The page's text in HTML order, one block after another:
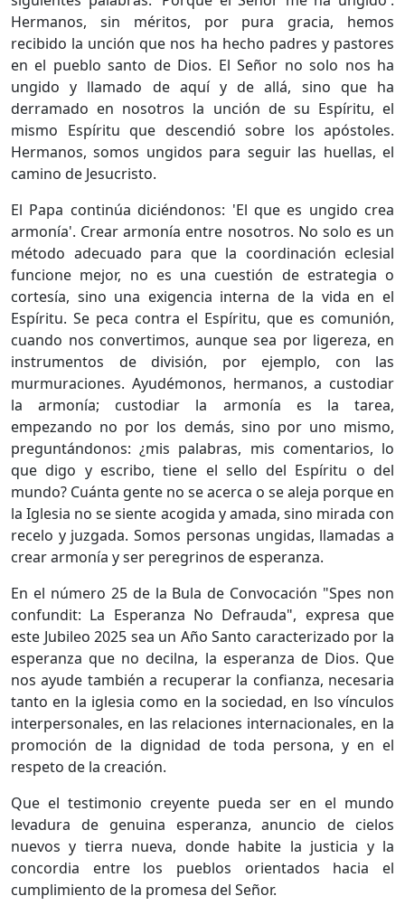
Hermanos, sin méritos, por pura gracia, hemos
recibido la unción que nos ha hecho padres y pastores
en el pueblo santo de Dios. El Señor no solo nos ha
ungido y llamado de aquí y de allá, sino que ha
derramado en nosotros la unción de su Espíritu, el
mismo Espíritu que descendió sobre los apóstoles.
Hermanos, somos ungidos para seguir las huellas, el
camino de Jesucristo.
El Papa continúa diciéndonos: 'El que es ungido crea
armonía'. Crear armonía entre nosotros. No solo es un
método adecuado para que la coordinación eclesial
funcione mejor, no es una cuestión de estrategia o
cortesía, sino una exigencia interna de la vida en el
Espíritu. Se peca contra el Espíritu, que es comunión,
cuando nos convertimos, aunque sea por ligereza, en
instrumentos de división, por ejemplo, con las
murmuraciones. Ayudémonos, hermanos, a custodiar
la armonía; custodiar la armonía es la tarea,
empezando no por los demás, sino por uno mismo,
preguntándonos: ¿mis palabras, mis comentarios, lo
que digo y escribo, tiene el sello del Espíritu o del
mundo? Cuánta gente no se acerca o se aleja porque en
la Iglesia no se siente acogida y amada, sino mirada con
recelo y juzgada. Somos personas ungidas, llamadas a
crear armonía y ser peregrinos de esperanza.
En el número 25 de la Bula de Convocación "Spes non
confundit: La Esperanza No Defrauda", expresa que
este Jubileo 2025 sea un Año Santo caracterizado por la
esperanza que no decilna, la esperanza de Dios. Que
nos ayude también a recuperar la confianza, necesaria
tanto en la iglesia como en la sociedad, en lso vínculos
interpersonales, en las relaciones internacionales, en la
promoción de la dignidad de toda persona, y en el
respeto de la creación.
Que el testimonio creyente pueda ser en el mundo
levadura de genuina esperanza, anuncio de cielos
nuevos y tierra nueva, donde habite la justicia y la
concordia entre los pueblos orientados hacia el
cumplimiento de la promesa del Señor.